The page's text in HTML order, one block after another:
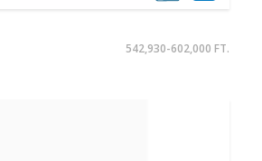
542,930-602,000 FT.